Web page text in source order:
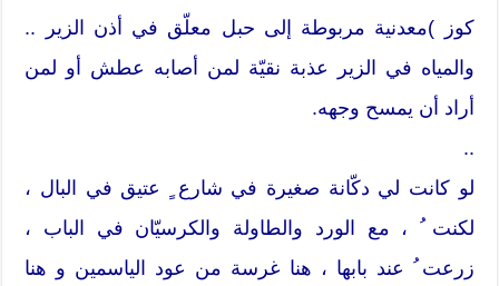
كوز )معدنية مربوطة إلى حبل معلّق في أذن الزير ..
والمياه في الزير عذبة نقيّة لمن أصابه عطش أو لمن
أراد أن يمسح وجهه.
..
لو كانت لي دكّانة صغيرة في شارع ٍ عتيق في البال ،
لكنت ُ ، مع الورد والطاولة والكرسيّان في الباب ،
زرعت ُ عند بابها ، هنا غرسة من عود الياسمين و هنا